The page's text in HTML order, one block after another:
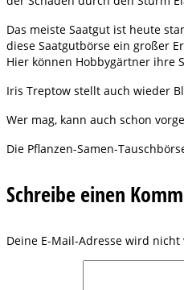
Das meiste Saatgut ist heute
diese Saatgutbörse ein großer
Hier können Hobbygärtner ihre
Iris Treptow stellt auch wieder
Wer mag, kann auch schon
Die Pflanzen-Samen-
Schreibe einen
Deine E-Mail-Adresse wird